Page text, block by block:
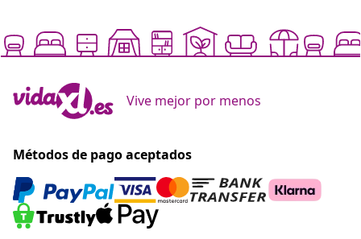
Vive mejor por menos
Métodos de pago aceptados